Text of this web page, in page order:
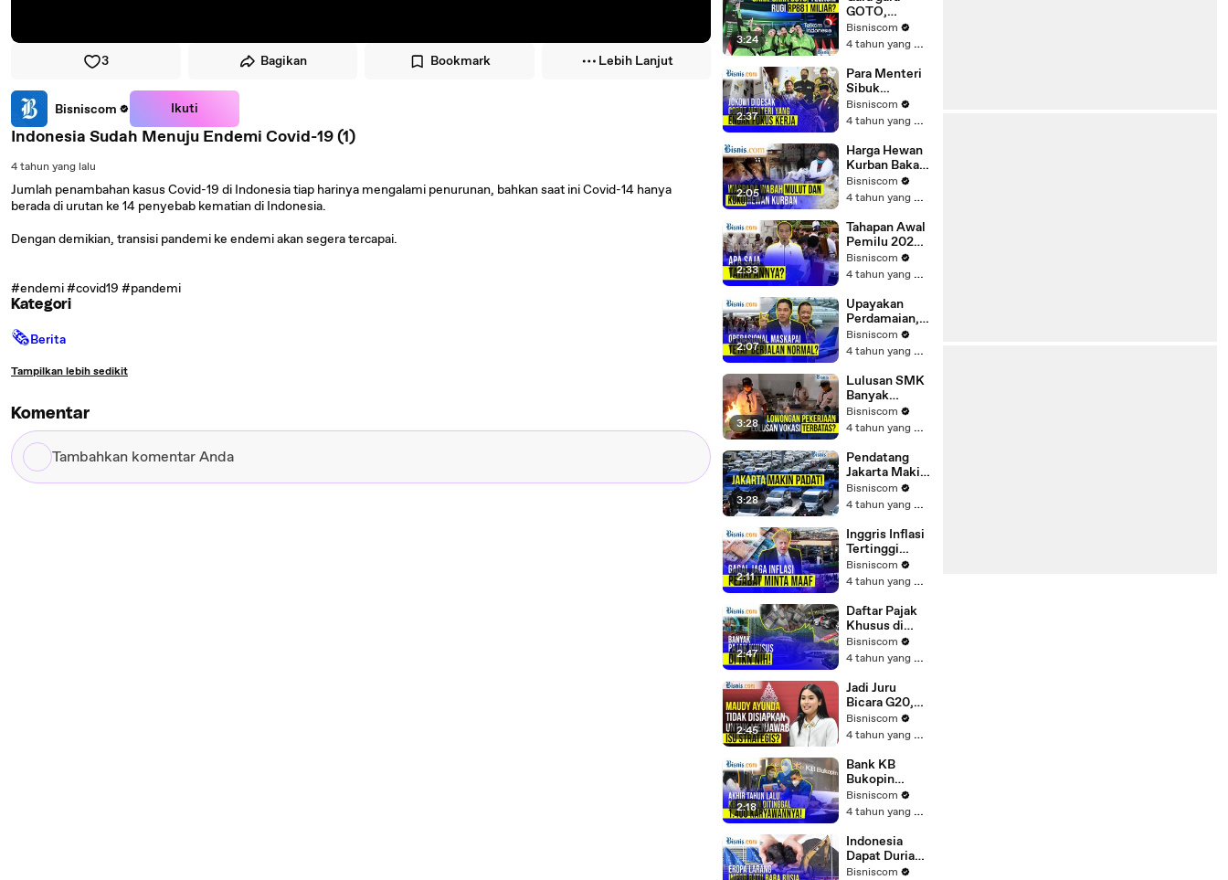
3 Bagikan Bookmark Lebih Lanjut
Bisniscom Ikuti
Indonesia Sudah Menuju Endemi Covid-19 (1)
4 tahun yang lalu
Jumlah penambahan kasus Covid-19 di Indonesia tiap harinya mengalami penurunan, bahkan saat ini Covid-14 hanya
berada di urutan ke 14 penyebab kematian di Indonesia.
Dengan demikian, transisi pandemi ke endemi akan segera tercapai.
#endemi #covid19 #pandemi
Kategori
🗞Berita
Tampilkan lebih sedikit
Komentar
Tambahkan
komentar
Anggarannya
3:24
GOTO,
Telkom Rugi
Rp881 Miliar
Bisniscom
4 tahun yang lalu
2:37
Para Menteri
Sibuk
Kampanye
Pilpres 2024,
Bagaimana
Bisniscom
4 tahun yang lalu
2:05
Harga Hewan
Kurban Bakal
Melonjak
Akibat Wabah
Bisniscom
4 tahun yang lalu
2:33
Tahapan Awal
Pemilu 2024
Segera
Dimulai
Bisniscom
4 tahun yang lalu
2:07
Upayakan
Perdamaian,
GIAA Ajukan
Perpanjangan
Bisniscom
4 tahun yang lalu
3:28
Lulusan SMK
Banyak
Menganggur,
Apa Evaluasi
Bisniscom
4 tahun yang lalu
3:28
Pendatang
Jakarta Makin
Banyak,
Pemprov Tak
Yustisi
Bisniscom
4 tahun yang lalu
2:11
Inggris Inflasi
Tertinggi
Sejak 1950,
Boris Johnson
Bisniscom
4 tahun yang lalu
2:47
Daftar Pajak
Khusus di
IKN, Mulai
Jasa Parkir
Burung Walet
Bisniscom
4 tahun yang lalu
2:45
Jadi Juru
Bicara G20,
Maudy
Ayunda Boleh
Bisniscom
4 tahun yang lalu
2:18
Bank KB
Bukopin
Tutup
Beberapa
Cabang,
Transformasi
Usaha
Bisniscom
4 tahun yang lalu
Indonesia
Dapat Durian
Runtuh dari
Bisniscom